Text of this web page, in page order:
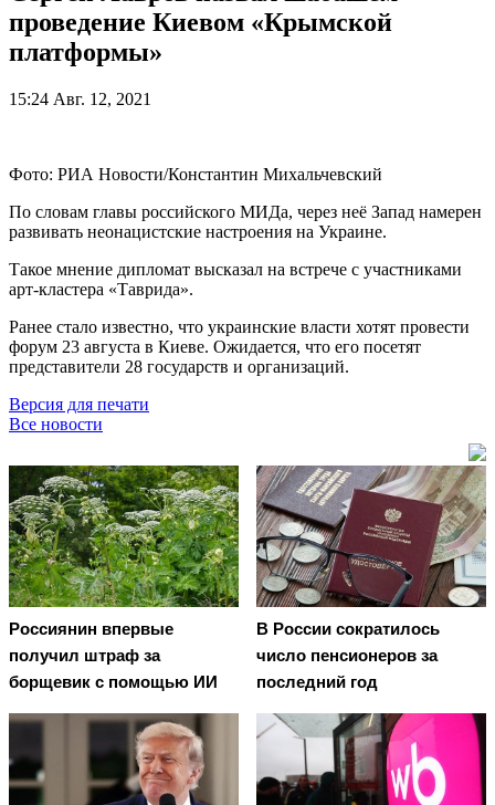
проведение Киевом «Крымской
платформы»
15:24 Авг. 12, 2021
Фото: РИА Новости/Константин Михальчевский
По словам главы российского МИДа, через неё Запад намерен
развивать неонацистские настроения на Украине.
Такое мнение дипломат высказал на встрече с участниками
арт-кластера «Таврида».
Ранее стало известно, что украинские власти хотят провести
форум 23 августа в Киеве. Ожидается, что его посетят
представители 28 государств и организаций.
Версия для печати
Все новости
Россиянин впервые
получил штраф за
борщевик с помощью ИИ
В России сократилось
число пенсионеров за
последний год